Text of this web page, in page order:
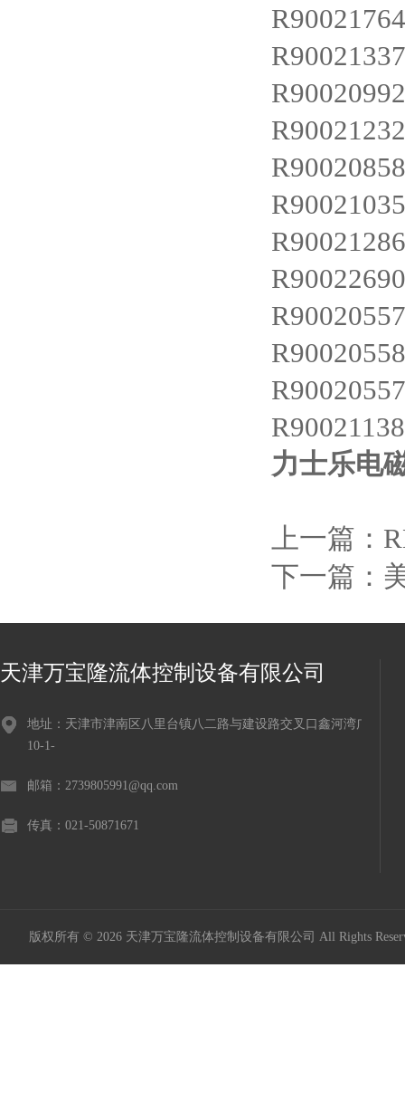
力士乐电
上一篇：
下一篇：
天津万宝隆流体控制设备有限公司
地址：天津市津南区八里台镇八二路与建设路交叉口鑫河湾广场
10-1-
邮箱：2739805991@qq.com
传真：021-50871671
版权所有 © 2026 天津万宝隆流体控制设备有限公司 All Rights